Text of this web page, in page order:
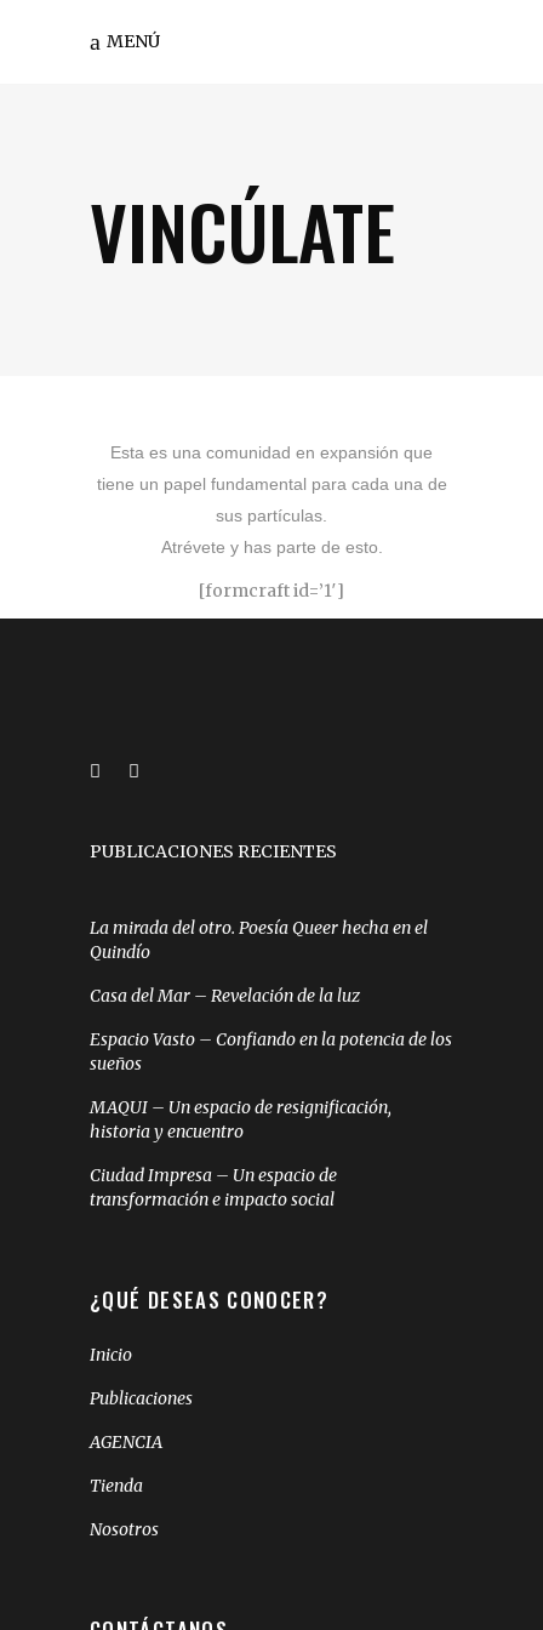
MENÚ
VINCÚLATE
Esta es una comunidad en expansión que
tiene un papel fundamental para cada una de
sus partículas.
Atrévete y has parte de esto.
[formcraft id=’1′]
PUBLICACIONES RECIENTES
La mirada del otro. Poesía Queer hecha en el
Quindío
Casa del Mar – Revelación de la luz
Espacio Vasto – Confiando en la potencia de los
sueños
MAQUI – Un espacio de resignificación,
historia y encuentro
Ciudad Impresa – Un espacio de
transformación e impacto social
¿QUÉ DESEAS CONOCER?
Inicio
Publicaciones
AGENCIA
Tienda
Nosotros